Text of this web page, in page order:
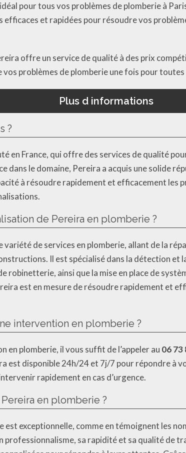
pour tous vos problèmes de plomberie à
efficaces et rapidées pour résoudre vos
offre un service de qualité à des prix
problèmes de plomberie une fois pour toutes
Plus d informations
?
en France, qui offre des services de qualité
dans le domaine, Pereira a acquis une solide
à résoudre rapidement et efficacement les
de Pereira en plomberie ?
de services en plomberie, allant de la
Il est spécialisé dans la détection et
robinetterie, ainsi que la mise en place de
est en mesure de résoudre rapidement et
intervention en plomberie ?
plomberie, il vous suffit de l’appeler au 06 73
est disponible 24h/24 et 7j/7 pour répondre à
rapidement en cas d’urgence.
en plomberie ?
est exceptionnelle, comme en témoignent les
professionnalisme, sa rapidité et sa qualité de